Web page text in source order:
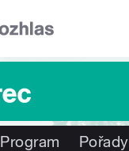
Program Pořady